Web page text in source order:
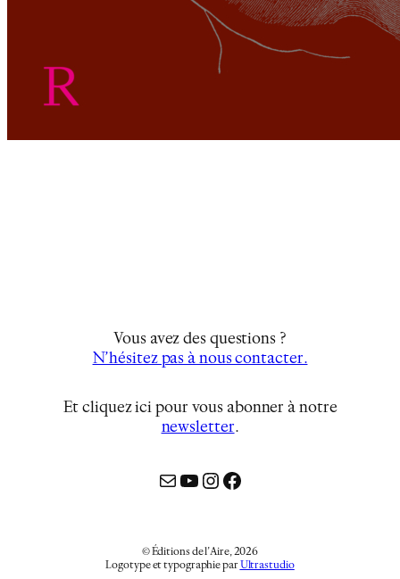
Vous avez des questions ?
N’hésitez pas à nous contacter.
Et cliquez ici pour vous abonner à notre
newsletter…
MailYouTube
Instagram
Facebook
© Éditions de l’Aire, 2026
Logotype et typographie par Ultrastudio